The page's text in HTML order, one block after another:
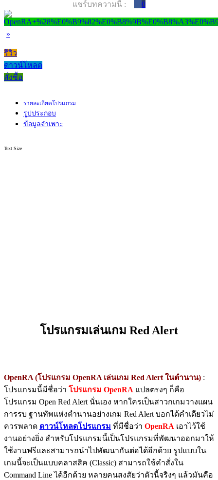
แชร์บทความนี้ : 0
»
รีวิว
ดาวน์โหลด
สั่งซื้อ
รายละเอียดโปรแกรม
รูปประกอบ
ข้อมูลจำเพาะ
Text Size
โปรแกรมเล่นเกม Red Alert
OpenRA (โปรแกรม OpenRA เล่นเกม Red Alert ในตำนาน) :
โปรแกรมนี้มีชื่อว่า โปรแกรม OpenRA แปลตรงๆ ก็คือ
โปรแกรม Open Red Alert นั่นเอง หากใครเป็นสาวกเกมวางแผน
การรบ ฐานทัพแห่งตำนานอย่างเกม Red Alert บอกได้คำเดียวไม่
ควรพลาด ดาวน์โหลดโปรแกรม ที่มีชื่อว่า OpenRA เอาไว้ใช้
งานอย่างยิ่ง สำหรับโปรแกรมนี้เป็นโปรแกรมที่พัฒนาออกมาให้
ใช้งานฟรีและสามารถนำไปพัฒนากันต่อได้อีกด้วย รูปแบบใน
เกมนี้จะเป็นแบบคลาสสิค (Classic) สามารถใช้คำสั่งใน
Command Line ได้อีกด้วย หลายคนสงสัยว่าตัวนี้จริงๆ แล้วมันคือ